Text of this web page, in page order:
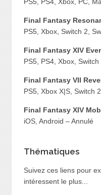
Final Fantasy
PS5, Xbox, Switch 2,
Final Fantasy XIV
PS5, PS4, Xbox,
Final Fantasy VII
PS5, Xbox X|S, Switch
Final Fantasy XIV
iOS, Android – Annulé
Thématiques
Suivez ces liens pour
intéressent le plus...